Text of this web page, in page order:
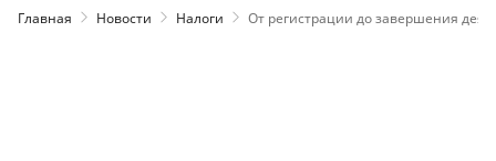
Главная Новости Налоги От регистрации до завершения